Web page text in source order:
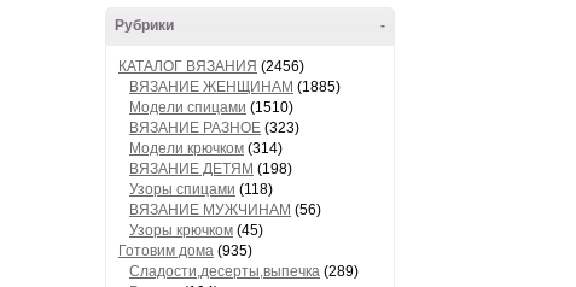
-
Рубрики
КАТАЛОГ ВЯЗАНИЯ (2456)
ВЯЗАНИЕ ЖЕНЩИНАМ (1885)
Модели спицами (1510)
ВЯЗАНИЕ РАЗНОЕ (323)
Модели крючком (314)
ВЯЗАНИЕ ДЕТЯМ (198)
Узоры спицами (118)
ВЯЗАНИЕ МУЖЧИНАМ (56)
Узоры крючком (45)
Готовим дома (935)
Сладости,десерты,выпечка (289)